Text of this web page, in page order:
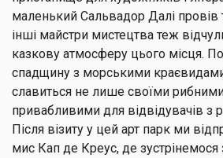
маленький Сальвадор Далі провів
інші майстри мистецтва теж
казкову атмосферу цього місця.
спадщину з морськими
славиться не лише своїми
привабливими для відвідувачів з
Після візиту у цей арт парк ми
мис Кап де Креус, де зустрінемося